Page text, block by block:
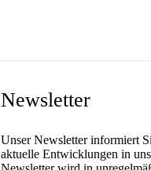
Newsletter
Unser Newsletter informiert
aktuelle Entwicklungen in